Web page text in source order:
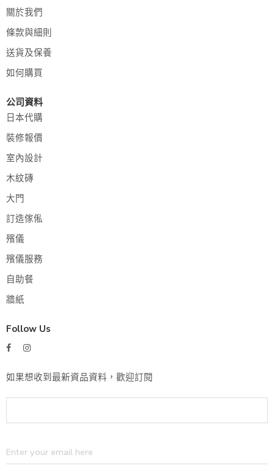
關於我們
條款與細則
送貨及保養
如何購買
公司資料
日本代購
裝修報價
室內設計
木紋磚
大門
訂造傢俬
殯儀
殯儀服務
自助餐
牆紙
Follow Us
如果想收到最新資品資料，歡迎訂閱